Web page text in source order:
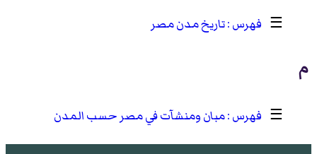
☰ تاريخ مدن مصر
م
☰ مبان ومنشآت في مصر حسب المدن